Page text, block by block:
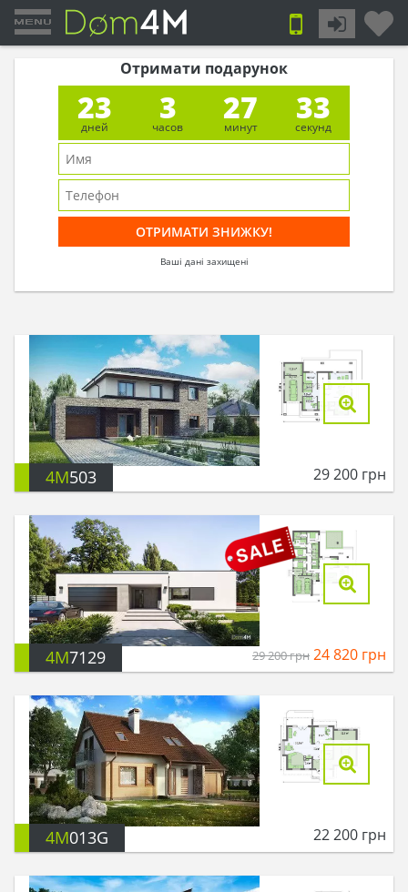
Отримати подарунок
23
дней
3
часов
27
минут
33
секунд
Ваші дані захищені
4M503 29 200 грн
4M7129 29 200грн 24 820 грн
4M013G 22 200 грн